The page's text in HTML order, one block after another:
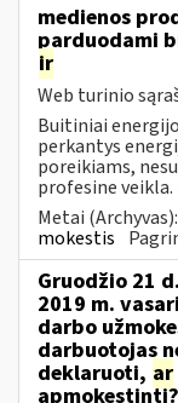
medienos
parduodami
ir
Web turinio
Buitiniai
perkantys
poreikiams,
profesine
Metai (Archyvas):
mokestis
Gruodžio 21
2019 m.
darbo
darbuotojas
deklaruoti, ar
apmokestinti?